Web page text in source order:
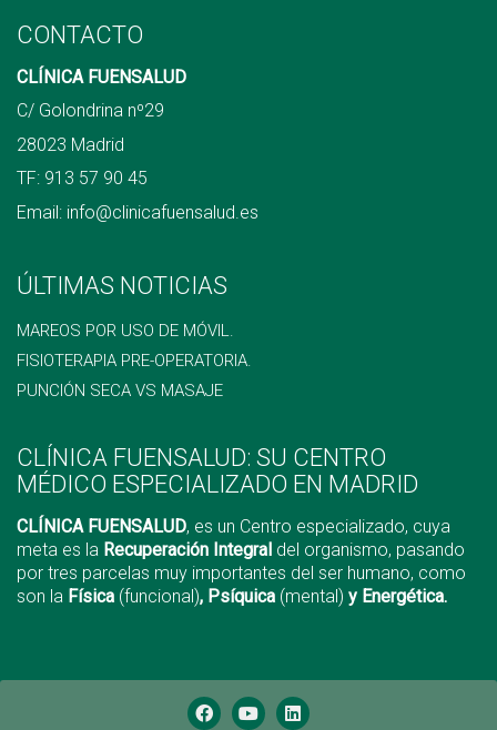
CONTACTO
CLÍNICA FUENSALUD
C/ Golondrina nº29
28023 Madrid
TF: 913 57 90 45
Email: info@clinicafuensalud.es
ÚLTIMAS NOTICIAS
MAREOS POR USO DE MÓVIL.
FISIOTERAPIA PRE-OPERATORIA.
PUNCIÓN SECA VS MASAJE
CLÍNICA FUENSALUD: SU CENTRO
MÉDICO ESPECIALIZADO EN MADRID
CLÍNICA FUENSALUD, es un Centro especializado, cuya
meta es la Recuperación Integral del organismo, pasando
por tres parcelas muy importantes del ser humano, como
son la Física (funcional), Psíquica (mental) y Energética.